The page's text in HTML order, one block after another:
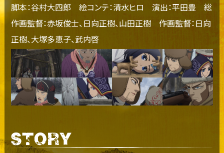
脚本：谷村大四郎 絵コンテ：清水ヒロ 演出：平田豊 総
作画監督：赤坂俊士、日向正樹、山田正樹作画監督：日向
正樹、大塚多恵子、武内啓